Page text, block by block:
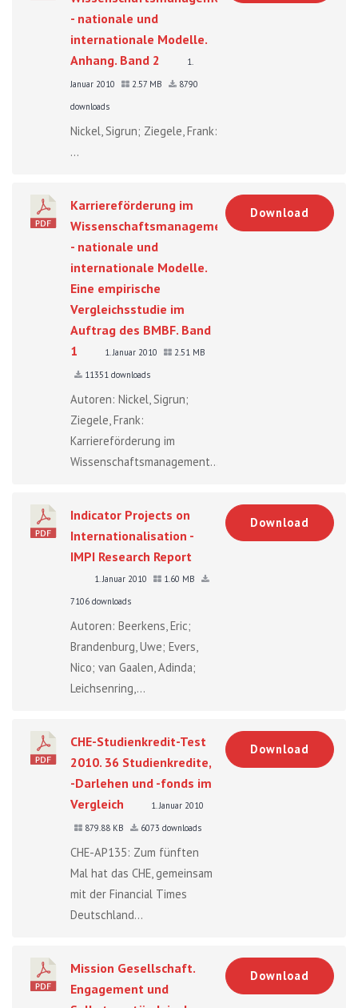
- nationale und
internationale Modelle.
Anhang. Band 2
1.
Januar 2010
2.57 MB
8790
downloads
Nickel, Sigrun; Ziegele, Frank:
...
Karriereförderung im
Wissenschaftsmanagement
- nationale und
internationale Modelle.
Eine empirische
Vergleichsstudie im
Auftrag des BMBF. Band
1
1. Januar 2010
2.51 MB
11351 downloads
Autoren: Nickel, Sigrun;
Ziegele, Frank:
Karriereförderung im
Wissenschaftsmanagement...
Download
Indicator Projects on
Internationalisation -
IMPI Research Report
1. Januar 2010
1.60 MB
7106 downloads
Autoren: Beerkens, Eric;
Brandenburg, Uwe; Evers,
Nico; van Gaalen, Adinda;
Leichsenring,...
Download
CHE-Studienkredit-Test
2010. 36 Studienkredite,
-Darlehen und -fonds im
Vergleich
1. Januar 2010
879.88 KB
6073 downloads
CHE-AP135: Zum fünften
Mal hat das CHE, gemeinsam
mit der Financial Times
Deutschland...
Download
Mission Gesellschaft.
Engagement und
Download